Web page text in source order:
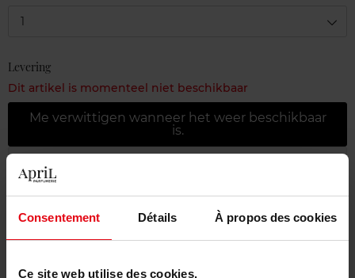
Consentement Détails À propos des cookies
Ce site web utilise des cookies.
1
Levering
Dit artikel is momenteel niet beschikbaar
Me verwittigen wanneer het weer beschikbaar
is.
Gratis levering bij aankoop van min. 55€